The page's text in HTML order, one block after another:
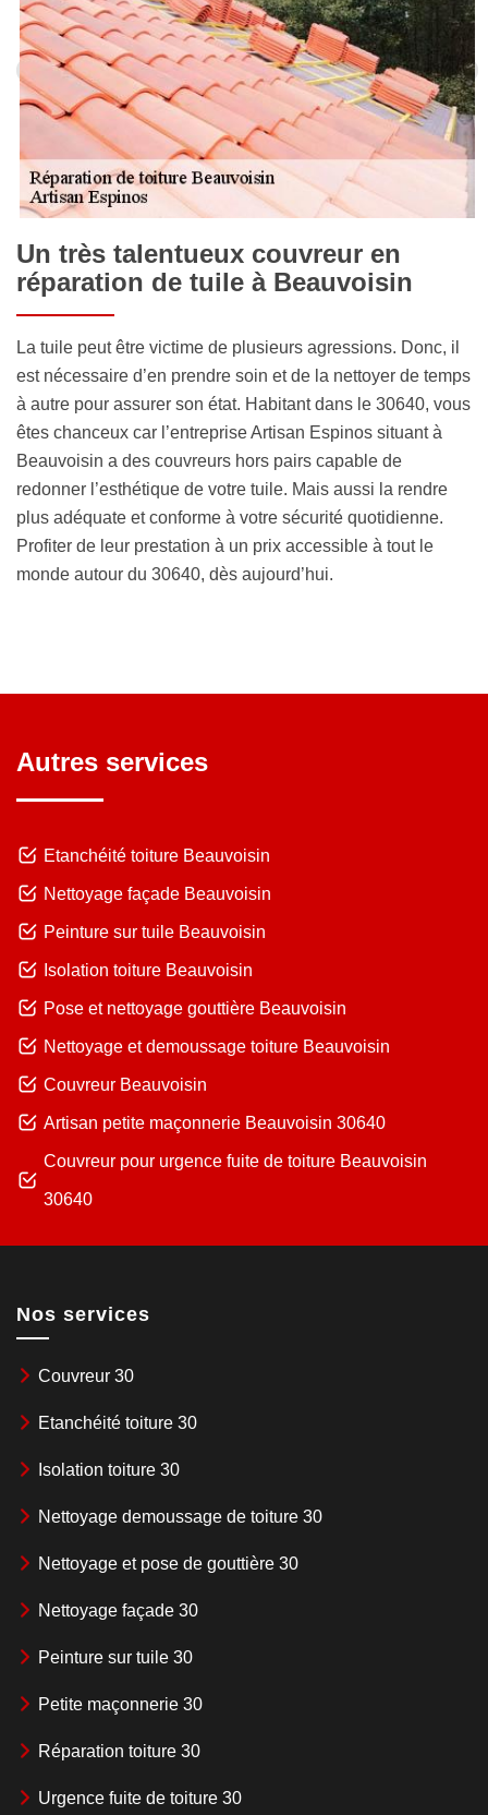
Un très talentueux couvreur en
réparation de tuile à Beauvoisin
La tuile peut être victime de plusieurs agressions. Donc, il
est nécessaire d’en prendre soin et de la nettoyer de temps
à autre pour assurer son état. Habitant dans le 30640, vous
êtes chanceux car l’entreprise Artisan Espinos situant à
Beauvoisin a des couvreurs hors pairs capable de
redonner l’esthétique de votre tuile. Mais aussi la rendre
plus adéquate et conforme à votre sécurité quotidienne.
Profiter de leur prestation à un prix accessible à tout le
monde autour du 30640, dès aujourd’hui.
Autres services
Etanchéité toiture Beauvoisin
Nettoyage façade Beauvoisin
Peinture sur tuile Beauvoisin
Isolation toiture Beauvoisin
Pose et nettoyage gouttière Beauvoisin
Nettoyage et demoussage toiture Beauvoisin
Couvreur Beauvoisin
Artisan petite maçonnerie Beauvoisin 30640
Couvreur pour urgence fuite de toiture Beauvoisin
30640
Nos services
Couvreur 30
Etanchéité toiture 30
Isolation toiture 30
Nettoyage demoussage de toiture 30
Nettoyage et pose de gouttière 30
Nettoyage façade 30
Peinture sur tuile 30
Petite maçonnerie 30
Réparation toiture 30
Urgence fuite de toiture 30